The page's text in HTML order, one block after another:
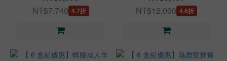
NT$7,740 4.7折
殊營養品
NT$12,000 4.6折